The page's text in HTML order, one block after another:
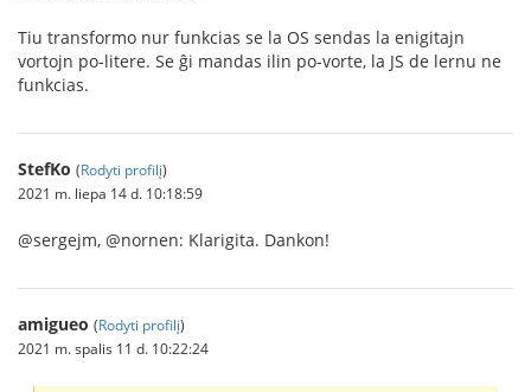
Tiu transformo nur funkcias se la OS sendas la enigitajn
vortojn po-litere. Se ĝi mandas ilin po-vorte, la JS de lernu ne
funkcias.
StefKo (Rodyti profilį)
2021 m. liepa 14 d. 10:18:59
@sergejm, @nornen: Klarigita. Dankon!
amigueo (Rodyti profilį)
2021 m. spalis 11 d. 10:22:24